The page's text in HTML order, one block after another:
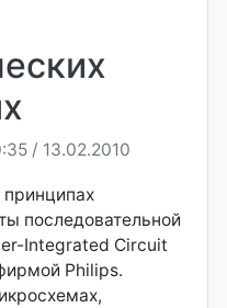
/ 13.02.2010
принципах
последовательной
Integrated Circuit
Philips.